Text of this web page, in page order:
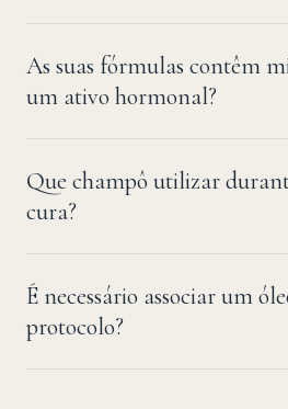
As suas fórmulas contêm
um ativo hormonal?
Que champô utilizar
cura?
É necessário associar um
protocolo?